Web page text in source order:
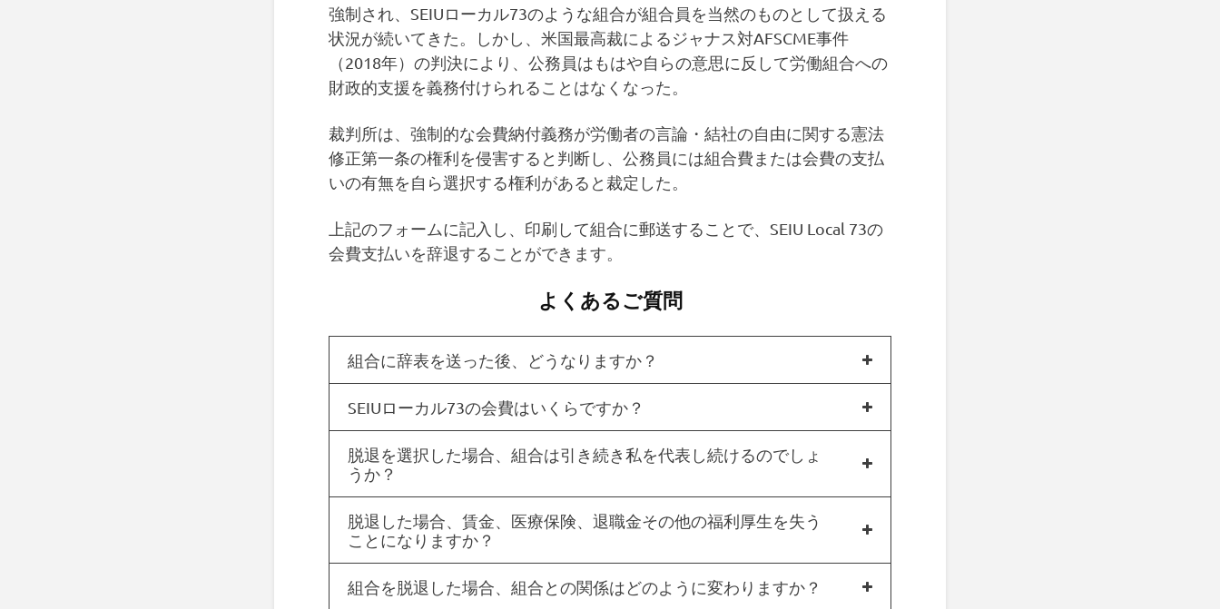
強制され、SEIUローカル73のような組合が組合員を当然のものとして扱える
状況が続いてきた。しかし、米国最高裁によるジャナス対AFSCME事件
（2018年）の判決により、公務員はもはや自らの意思に反して労働組合への
財政的支援を義務付けられることはなくなった。
裁判所は、強制的な会費納付義務が労働者の言論・結社の自由に関する憲法
修正第一条の権利を侵害すると判断し、公務員には組合費または会費の支払
いの有無を自ら選択する権利があると裁定した。
上記のフォームに記入し、印刷して組合に郵送することで、SEIU Local 73の
会費支払いを辞退することができます。
よくあるご質問
組合に辞表を送った後、どうなりますか？
SEIUローカル73の会費はいくらですか？
脱退を選択した場合、組合は引き続き私を代表し続けるのでしょ
うか？
脱退した場合、賃金、医療保険、退職金その他の福利厚生を失う
ことになりますか？
組合を脱退した場合、組合との関係はどのように変わりますか？